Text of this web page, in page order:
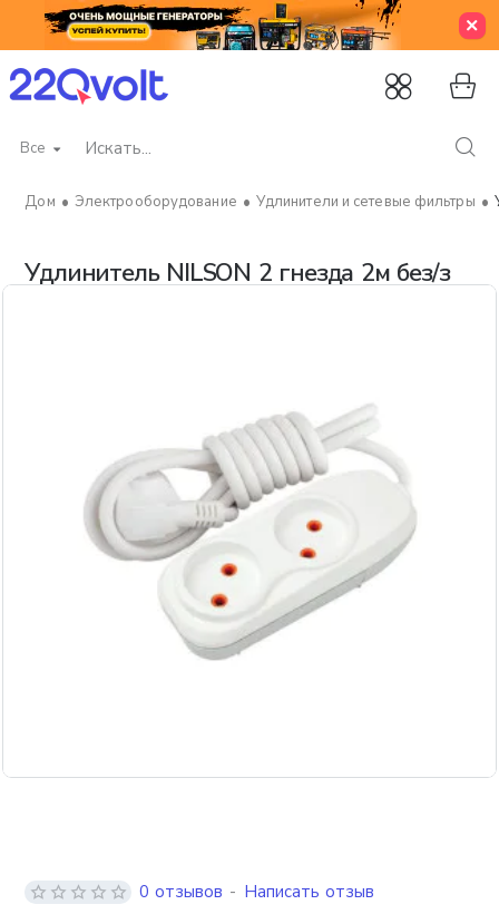
Все
Искать...
Удлинитель NILSON 2 гнезда 2м без/з
Электрооборудование Удлинители и сетевые фильтры
0 отзывов - Написать отзыв